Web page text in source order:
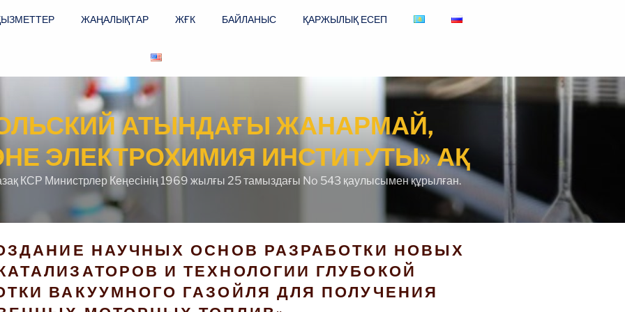
АТЫНДАҒЫ ЖАНАРМАЙ,
ЭЛЕКТРОХИМИЯ ИНСТИТУТЫ» АҚ
КСР Министрлер Кеңесінің 1969 жылғы 25 тамыздағы No 543 қаулысымен құрылған.
ЖАҢАЛЫҚТАР ЖҒК БАЙЛАНЫС ҚАРЖЫЛЫҚ ЕСЕП
НАУЧНЫХ ОСНОВ РАЗРАБОТКИ НОВЫХ
И ТЕХНОЛОГИИ ГЛУБОКОЙ
ВАКУУМНОГО ГАЗОЙЛЯ ДЛЯ ПОЛУЧЕНИЯ